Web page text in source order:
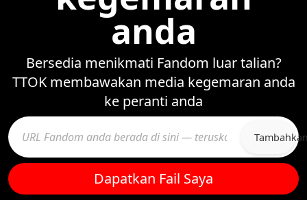
anda
Bersedia menikmati Fandom luar talian?
TTOK membawakan media kegemaran anda
ke peranti anda
Dapatkan Fail Saya